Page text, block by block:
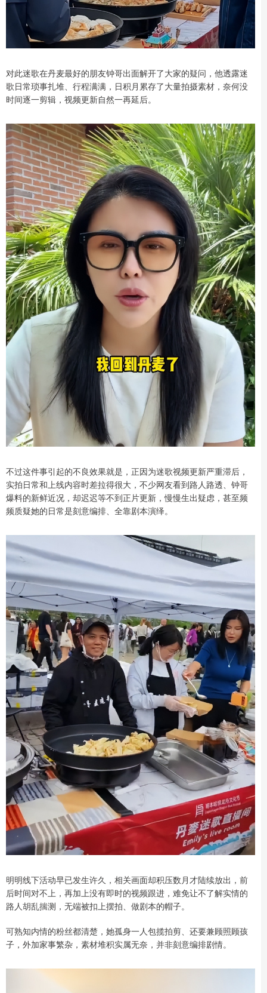
对此迷歌在丹麦最好的朋友钟哥出面解开了大家的疑问，他透露迷
歌日常琐事扎堆、行程满满，日积月累存了大量拍摄素材，奈何没
时间逐一剪辑，视频更新自然一再延后。
不过这件事引起的不良效果就是，正因为迷歌视频更新严重滞后，
实拍日常和上线内容时差拉得很大，不少网友看到路人路透、钟哥
爆料的新鲜近况，却迟迟等不到正片更新，慢慢生出疑虑，甚至频
频质疑她的日常是刻意编排、全靠剧本演绎。
明明线下活动早已发生许久，相关画面却积压数月才陆续放出，前
后时间对不上，再加上没有即时的视频跟进，难免让不了解实情的
路人胡乱揣测，无端被扣上摆拍、做剧本的帽子。
可熟知内情的粉丝都清楚，她孤身一人包揽拍剪、还要兼顾照顾孩
子，外加家事繁杂，素材堆积实属无奈，并非刻意编排剧情。